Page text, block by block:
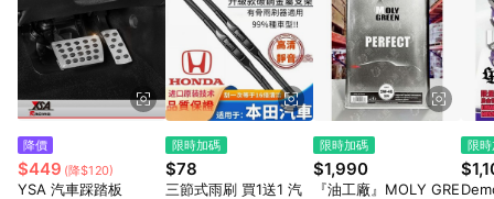
降價
$449 (降$120)
YSA 汽車踩踏板
限時加碼
$78
三節式雨刷 買1送1 汽
限時加碼
$1,990
『油工廠』MOLY GRE
限